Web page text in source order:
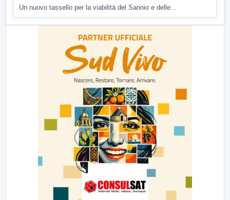
Un nuovo tassello per la viabilità del Sannio e delle...